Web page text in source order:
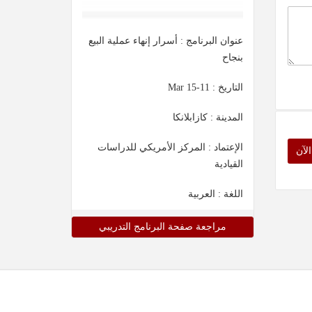
عنوان البرنامج : أسرار إنهاء عملية البيع
بنجاح
التاريخ : 11-15 Mar
المدينة : كازابلانكا
الإعتماد : المركز الأمريكي للدراسات
القيادية
اللغة : العربية
مراجعة صفحة البرنامج التدريبي